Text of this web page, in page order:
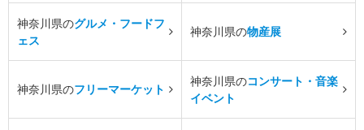
神奈川県のグルメ・フードフ
ェス
神奈川県の物産展
神奈川県のフリーマーケット
神奈川県のコンサート・音楽
イベント